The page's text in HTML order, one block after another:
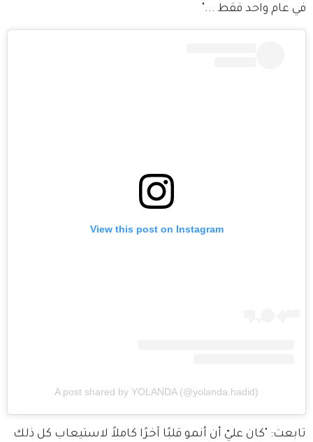
في عام واحد فقط ..."
View this post on Instagram
A post shared by YOLANDA (@yolanda.hadid)
تابعت: "كان عليّ أن أنمو قلبًا آخرًا كاملاً لاستيعاب كل ذلك